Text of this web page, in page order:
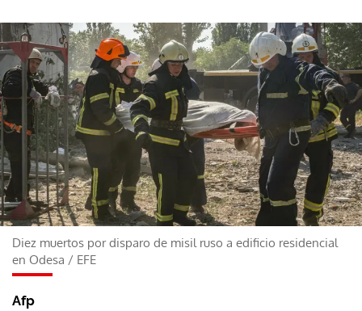
Diez muertos por disparo de misil ruso a edificio residencial
en Odesa / EFE
Afp